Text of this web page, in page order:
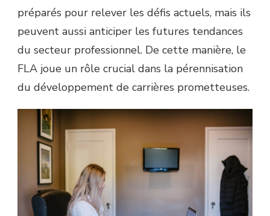
préparés pour relever les défis actuels, mais ils
peuvent aussi anticiper les futures tendances
du secteur professionnel. De cette manière, le
FLA joue un rôle crucial dans la pérennisation
du développement de carrières prometteuses.